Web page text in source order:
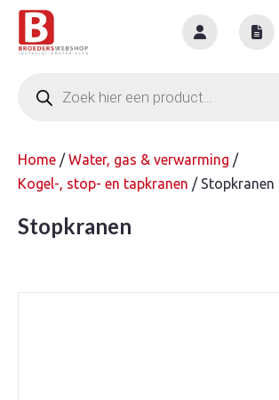
Skip
content
zoeken
Home / Water, gas & verwarming /
Kogel-, stop- en tapkranen / Stopkranen
Stopkranen